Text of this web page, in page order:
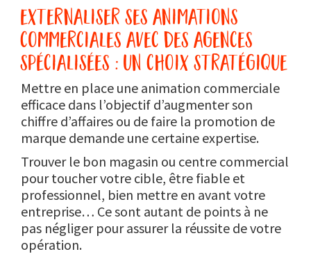
externaliser ses animations
commerciales avec des agences
spécialisées : un choix stratégique
Mettre en place une animation commerciale
efficace dans l’objectif d’augmenter son
chiffre d’affaires ou de faire la promotion de
marque demande une certaine expertise.
Trouver le bon magasin ou centre commercial
pour toucher votre cible, être fiable et
professionnel, bien mettre en avant votre
entreprise… Ce sont autant de points à ne
pas négliger pour assurer la réussite de votre
opération.